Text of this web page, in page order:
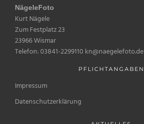
NägeleFoto
Kurt Nägele
Zum Festplatz 23
23966 Wismar
Telefon: 03841-2299110 kn@naegelefoto.de
PFLICHTANGABEN
Impressum
Datenschutzerklärung